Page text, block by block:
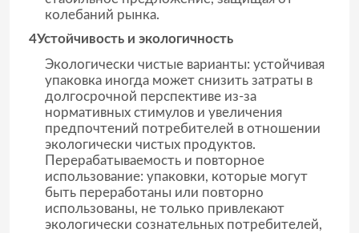
колебаний рынка.
4Устойчивость и экологичность
Экологически чистые варианты: устойчивая
упаковка иногда может снизить затраты в
долгосрочной перспективе из-за
нормативных стимулов и увеличения
предпочтений потребителей в отношении
экологически чистых продуктов.
Перерабатываемость и повторное
использование: упаковки, которые могут
быть переработаны или повторно
использованы, не только привлекают
экологически сознательных потребителей,